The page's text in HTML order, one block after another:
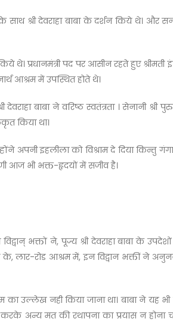
के साथ श्री देवराहा बाबा के दर्शन किये थे।
प्रधानमंत्री पद पर आसीन रहते हुए श्रीमती
आश्रम में उपस्थित होते थे।
बाबा ने वरिष्ठ स्वतंत्रता । सेनानी श्री
किया था।
अपनी इहलीला को विश्राम दे दिया
आज भी भक्त-हृदयों में सजीव है।
भक्तों ने, पूज्य श्री देवराहा बाबा के
के, लार-रोड आश्रम में, इन विद्वान भक्तीं ने
उल्लेख नही किया जाना था। बाबा ने यह
मत की रथापना का प्रयास न होना